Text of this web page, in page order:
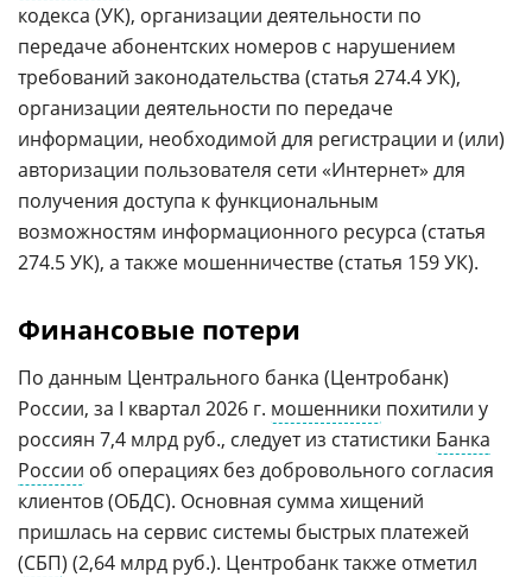
кодекса (УК), организации деятельности по
передаче абонентских номеров с нарушением
требований законодательства (статья 274.4 УК),
организации деятельности по передаче
информации, необходимой для регистрации и (или)
авторизации пользователя сети «Интернет» для
получения доступа к функциональным
возможностям информационного ресурса (статья
274.5 УК), а также мошенничестве (статья 159 УК).
Финансовые потери
По данным Центрального банка (Центробанк)
России, за I квартал 2026 г. мошенники похитили у
россиян 7,4 млрд руб., следует из статистики Банка
России об операциях без добровольного согласия
клиентов (ОБДС). Основная сумма хищений
пришлась на сервис системы быстрых платежей
(СБП) (2,64 млрд руб.). Центробанк также отметил